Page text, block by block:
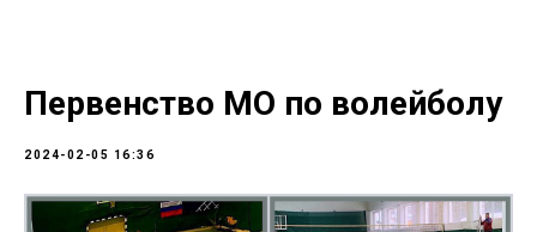
Первенство МО по волейболу
2024-02-05 16:36